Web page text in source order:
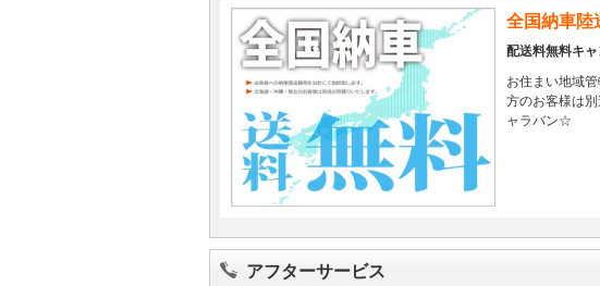
全国納車陸
配送料無料キ
お住まい地域
方のお客様は
ャラバン☆
アフターサービス